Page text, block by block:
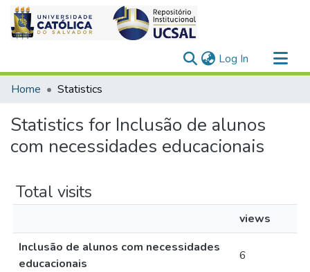
Log In (current)
Communities & Collections
Home Statistics
Statistics for Inclusão de alunos
com necessidades educacionais
Total visits
views
Inclusão de alunos com necessidades
educacionais
6